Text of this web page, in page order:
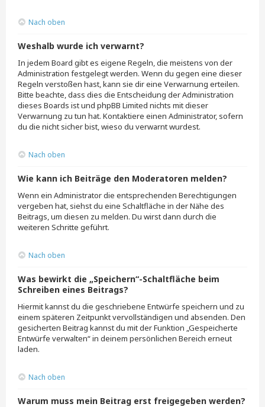
Nach oben
Weshalb wurde ich verwarnt?
In jedem Board gibt es eigene Regeln, die meistens von der
Administration festgelegt werden. Wenn du gegen eine dieser
Regeln verstoßen hast, kann sie dir eine Verwarnung erteilen.
Bitte beachte, dass dies die Entscheidung der Administration
dieses Boards ist und phpBB Limited nichts mit dieser
Verwarnung zu tun hat. Kontaktiere einen Administrator, sofern
du die nicht sicher bist, wieso du verwarnt wurdest.
Nach oben
Wie kann ich Beiträge den Moderatoren melden?
Wenn ein Administrator die entsprechenden Berechtigungen
vergeben hat, siehst du eine Schaltfläche in der Nähe des
Beitrags, um diesen zu melden. Du wirst dann durch die
weiteren Schritte geführt.
Nach oben
Was bewirkt die „Speichern“-Schaltfläche beim
Schreiben eines Beitrags?
Hiermit kannst du die geschriebene Entwürfe speichern und zu
einem späteren Zeitpunkt vervollständigen und absenden. Den
gesicherten Beitrag kannst du mit der Funktion „Gespeicherte
Entwürfe verwalten“ in deinem persönlichen Bereich erneut
laden.
Nach oben
Warum muss mein Beitrag erst freigegeben werden?